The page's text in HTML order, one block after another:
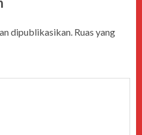
dipublikasikan. Ruas yang